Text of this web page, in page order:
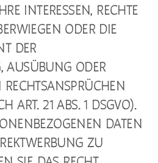
INTERESSEN, RECHTE
ODER DIE
DER
AUSÜBUNG ODER
ART. 21 ABS. 1 DSGVO).
DATEN
ZU